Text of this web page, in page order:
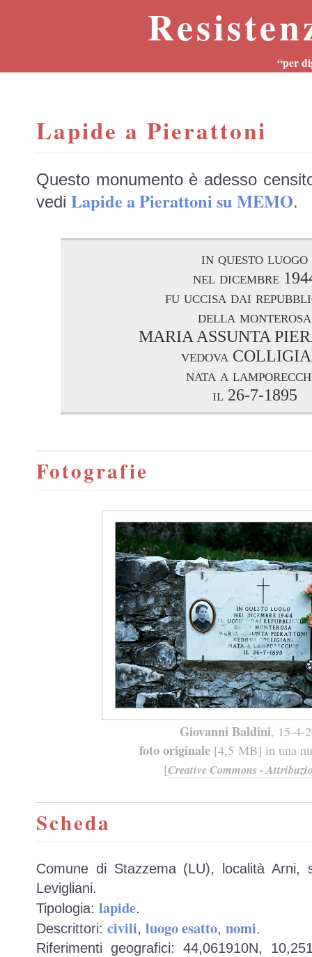
“per
Lapide a Pierattoni
Questo monumento è adesso
vedi Lapide a Pierattoni su MEMO.
in questo luogo
nel dicembre
fu uccisa dai
della monterosa
MARIA ASSUNTA
vedova
nata a
il 26-7-1895
Fotografie
Giovanni Baldini, 15-4-
foto originale[4,5 MB] in una
[Creative Commons -
Scheda
Comune di Stazzema (LU), località Arni,
Levigliani.
Tipologia: lapide.
Descrittori: civili, luogo esatto, nomi.
Riferimenti geografici: 44,061910N,